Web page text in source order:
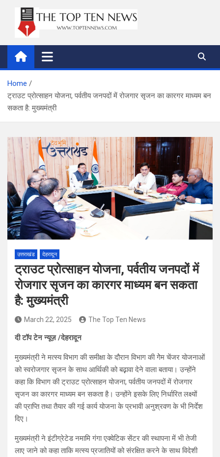
content
thetoptennews.com
Home
ट्राउट प्रोत्साहन योजना, पर्वतीय जनपदों में रोजगार सृजन का कारगर माध्यम बन
सकता है: मुख्यमंत्री
उत्तराखंड देहरादून
ट्राउट प्रोत्साहन योजना, पर्वतीय जनपदों में
रोजगार सृजन का कारगर माध्यम बन सकता
है: मुख्यमंत्री
March 22, 2025 The Top Ten News
दी टॉप टेन न्यूज़ /देहरादून
मुख्यमंत्री ने मत्स्य विभाग की समीक्षा के दौरान विभाग की गेेम चेंजर योजनाओं
को स्वरोजगार सृजन के साथ आर्थिकी को बढ़़ावा देने वाला बताया। उन्होंने
कहा कि विभाग की ट्राउट प्रोत्साहन योजना, पर्वतीय जनपदों में रोजगार
सृजन का कारगर माध्यम बन सकता है। उन्होंने इसके लिए निर्धारित लक्ष्यों
की प्राप्ति तथा तैयार की गई कार्य योजना के प्रभावी अनुश्रवण के भी निर्देश
दिए।
मुख्यमंत्री ने इंटीग्रेटेड नमामि गंगा एक्वेटिक सेंटर की स्थापना में भी तेजी
लाए जाने को कहा ताकि मत्स्य प्रजातियों को संरक्षित करने के साथ विदेशी